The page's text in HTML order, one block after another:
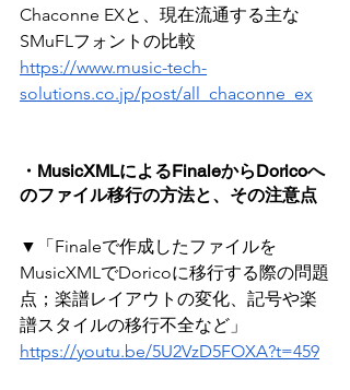
Chaconne EXと、現在流通する主な
SMuFLフォントの比較
https://www.music-tech-
solutions.co.jp/post/all_chaconne_ex
・MusicXMLによるFinaleからDoricoへ
のファイル移行の方法と、その注意点
▼「Finaleで作成したファイルを
MusicXMLでDoricoに移行する際の問題
点；楽譜レイアウトの変化、記号や楽
譜スタイルの移行不全など」
https://youtu.be/5U2VzD5FOXA?t=459